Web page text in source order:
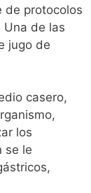
de protocolos
Una de las
jugo de
casero,
los
se le